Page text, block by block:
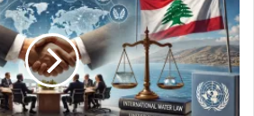
المائية
والعلمية:
مدخلٌ
لحماية
الحقوق
المائية